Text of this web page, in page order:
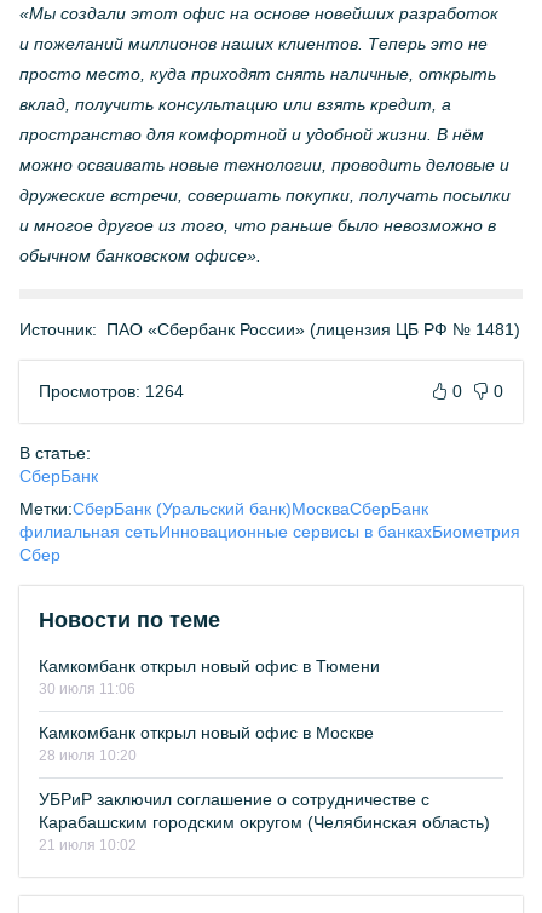
«Мы создали этот офис на основе новейших разработок
и пожеланий миллионов наших клиентов. Теперь это не
просто место, куда приходят снять наличные, открыть
вклад, получить консультацию или взять кредит, а
пространство для комфортной и удобной жизни. В нём
можно осваивать новые технологии, проводить деловые и
дружеские встречи, совершать покупки, получать посылки
и многое другое из того, что раньше было невозможно в
обычном банковском офисе».
Источник: ПАО «Сбербанк России» (лицензия ЦБ РФ № 1481)
Просмотров: 1264 0 0
В статье:
СберБанк
Метки:СберБанк (Уральский банк)МоскваСберБанк
филиальная сетьИнновационные сервисы в банкахБиометрия
Сбер
Новости по теме
Камкомбанк открыл новый офис в Тюмени
30 июля 11:06
Камкомбанк открыл новый офис в Москве
28 июля 10:20
УБРиР заключил соглашение о сотрудничестве с
Карабашским городским округом (Челябинская область)
21 июля 10:02